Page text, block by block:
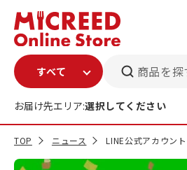
商品を探
お届け先エリア:選択してください
TOP ニュース LINE公式アカウン